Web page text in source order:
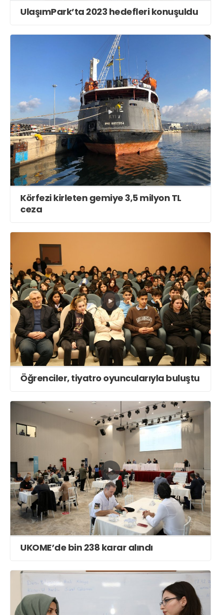
UlaşımPark’ta 2023 hedefleri konuşuldu
Körfezi kirleten gemiye 3,5 milyon TL
ceza
Öğrenciler, tiyatro oyuncularıyla buluştu
UKOME’de bin 238 karar alındı